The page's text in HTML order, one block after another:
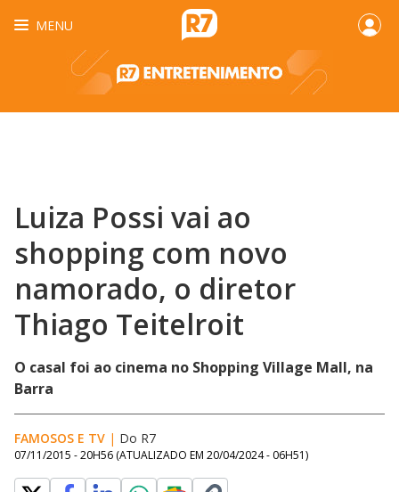
MENU
Luiza Possi vai ao
shopping com novo
namorado, o diretor
Thiago Teitelroit
O casal foi ao cinema no Shopping Village Mall, na
Barra
FAMOSOS E TV | Do R7
07/11/2015 - 20H56 (ATUALIZADO EM 20/04/2024 - 06H51)